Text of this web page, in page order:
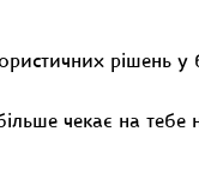
рішень у
чекає на тебе